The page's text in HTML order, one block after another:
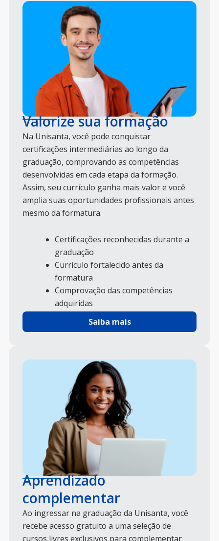
Valorize sua formação
Na Unisanta, você pode conquistar
certificações intermediárias ao longo da
graduação, comprovando as competências
desenvolvidas em cada etapa da formação.
Assim, seu currículo ganha mais valor e você
amplia suas oportunidades profissionais antes
mesmo da formatura.
Certificações reconhecidas durante a
graduação
Currículo fortalecido antes da
formatura
Comprovação das competências
adquiridas
Saiba mais
Aprendizado
complementar
Ao ingressar na graduação da Unisanta, você
recebe acesso gratuito a uma seleção de
cursos livres exclusivos para complementar